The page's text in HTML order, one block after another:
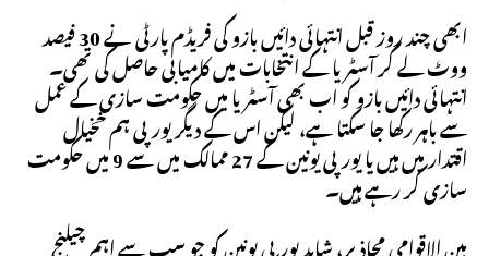
ابھی چند روز قبل انتہائی دائیں بازو کی فریڈم پارٹی نے 30 فیصد
ووٹ لے کر آسٹریا کے انتخابات میں کامیابی حاصل کی تھی۔
انتہائی دائیں بازو کو اب بھی آسٹریا میں حکومت سازی کے عمل
سے باہر رکھا جا سکتا ہے، لیکن اس کے دیگر یورپی ہم خخیال
اقتدار میں ہیں یا یورپی یونین کے 27 ممالک میں سے 9 میں حکومت
سازی کر رہے ہیں۔
بین الاقوامی محاذ پر، شاید یورپی یونین کو جو سب سے اہم چیلنج